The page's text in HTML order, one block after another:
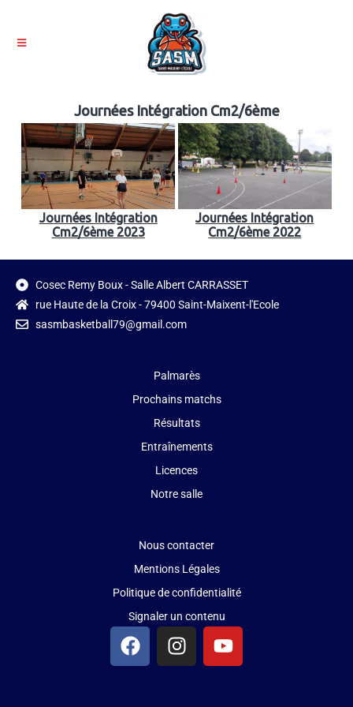
Journées Intégration Cm2/6ème
Journées Intégration
Cm2/6ème 2023
Journées Intégration
Cm2/6ème 2022
Cosec Remy Boux - Salle Albert CARRASSET
rue Haute de la Croix - 79400 Saint-Maixent-l'Ecole
sasmbasketball79@gmail.com
Palmarès
Prochains matchs
Résultats
Entraînements
Licences
Notre salle
Nous contacter
Mentions Légales
Politique de confidentialité
Signaler un contenu